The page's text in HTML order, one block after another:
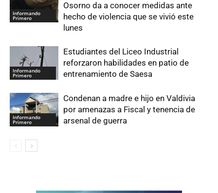
Informando
Primero
Osorno da a conocer medidas ante
hecho de violencia que se vivió este
lunes
Informando
Primero
Estudiantes del Liceo Industrial
reforzaron habilidades en patio de
entrenamiento de Saesa
Informando
Primero
Condenan a madre e hijo en Valdivia
por amenazas a Fiscal y tenencia de
arsenal de guerra